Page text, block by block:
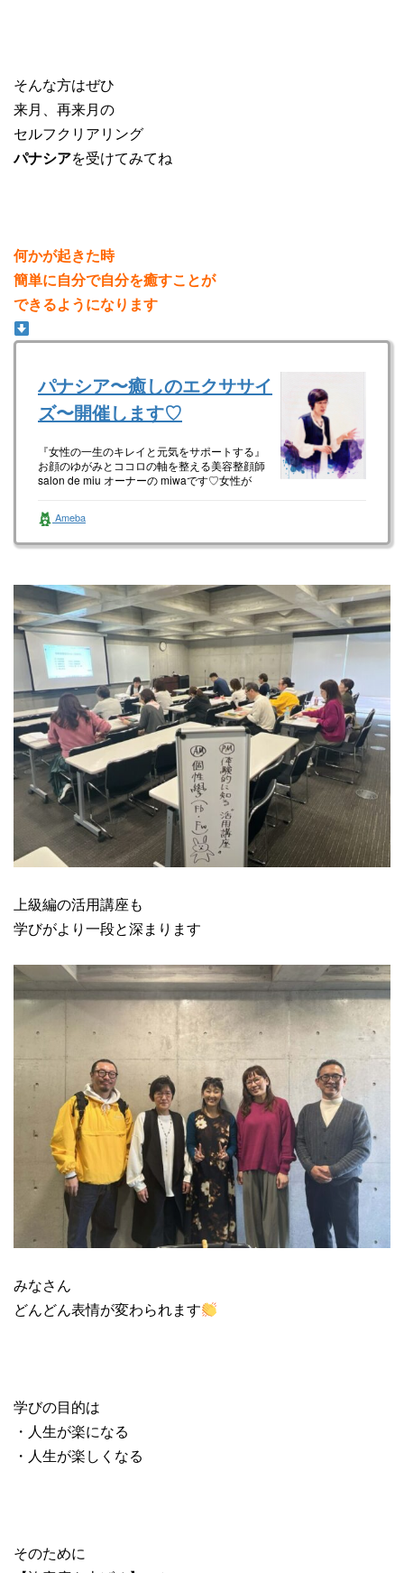
そんな方はぜひ
来月、再来月の
セルフクリアリング
パナシアを受けてみてね
何かが起きた時
簡単に自分で自分を癒すことが
できるようになります
パナシア〜癒しのエクササイ
ズ〜開催します♡
『女性の一生のキレイと元気をサポートする』
お顔のゆがみとココロの軸を整える美容整顔師
salon de miu オーナーの miwaです♡女性が
Ameba
上級編の活用講座も
学びがより一段と深まります
みなさん
どんどん表情が変わられます
学びの目的は
・人生が楽になる
・人生が楽しくなる
そのために